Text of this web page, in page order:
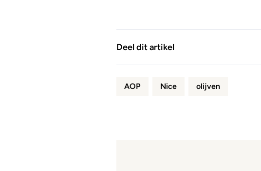
Deel dit artikel
AOP Nice olijven